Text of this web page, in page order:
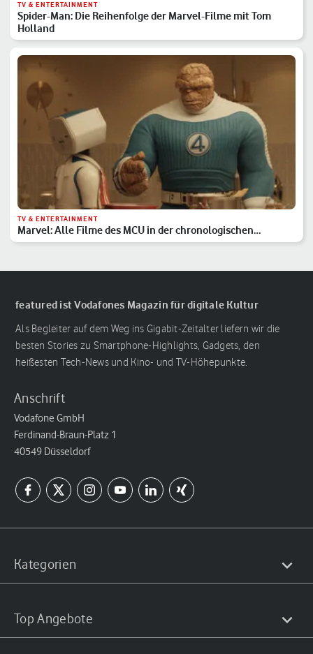
TV & ENTERTAINMENT
Spider-Man: Die Reihenfolge der Marvel-Filme mit Tom
Holland
TV & ENTERTAINMENT
Marvel: Alle Filme des MCU in der chronologischen
Reihenfolge
featured ist Vodafones Magazin für digitale Kultur
Als Begleiter auf dem Weg ins Gigabit-Zeitalter liefern wir die
besten Stories zu Smartphone-Highlights, Gadgets, den
heißesten Tech-News und Kino- und TV-Höhepunkte.
Anschrift
Vodafone GmbH
Ferdinand-Braun-Platz 1
40549 Düsseldorf
Kategorien
Top Angebote